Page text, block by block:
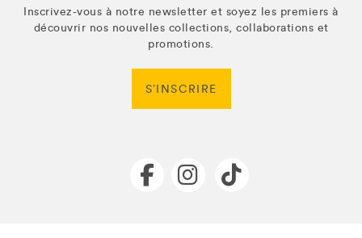
Inscrivez-vous à notre newsletter et soyez les premiers à
découvrir nos nouvelles collections, collaborations et
promotions.
S’INSCRIRE